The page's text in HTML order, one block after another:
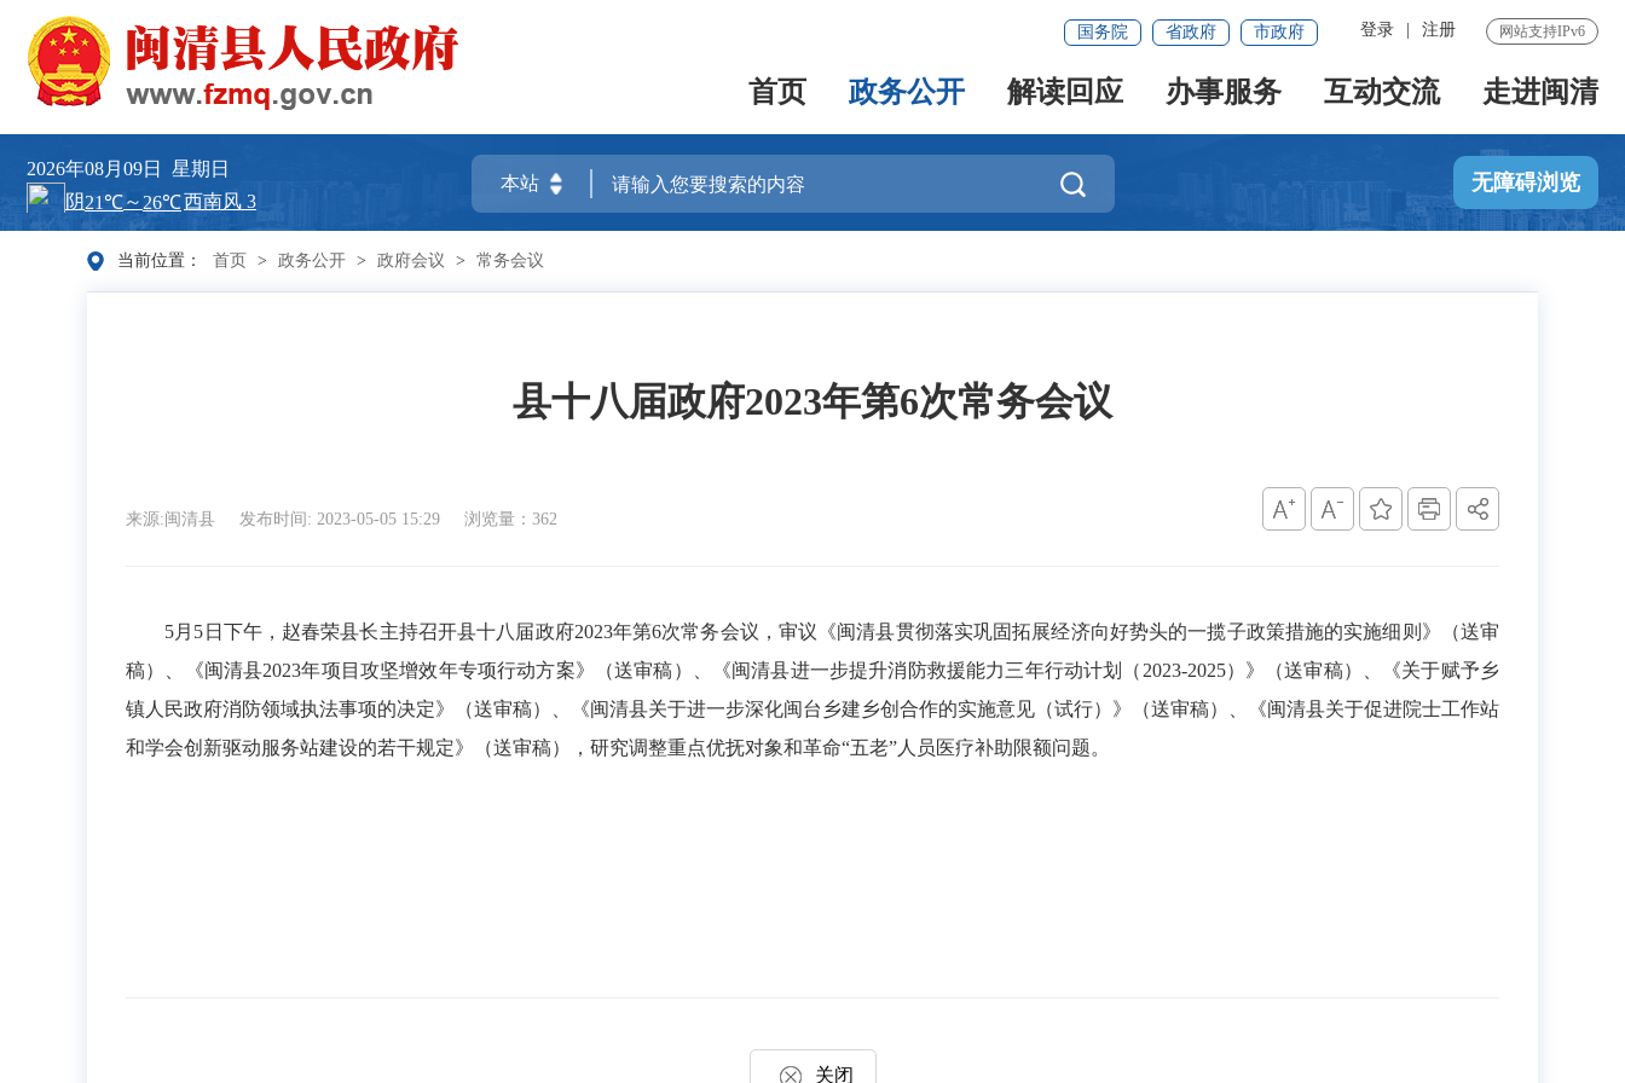
网站支持IPv6
登录 注册
国务院 省政府 市政府
首页 政务公开 解读回应 办事服务 互动交流 走进闽清
2026年08月09日 星期日
 无障碍浏览
当前位置： 首页 > 政务公开 > 政府会议 > 常务会议
县十八届政府2023年第6次常务会议
来源:闽清县 发布时间: 2023-05-05 15:29 浏览量：362
5月5日下午，赵春荣县长主持召开县十八届政府2023年第6次常务会议，审议《闽清县贯彻落实巩固拓展经济向好势头的一揽子政策措施的实施细则》（送审
稿）、《闽清县2023年项目攻坚增效年专项行动方案》（送审稿）、《闽清县进一步提升消防救援能力三年行动计划（2023-2025）》（送审稿）、《关于赋予乡
镇人民政府消防领域执法事项的决定》（送审稿）、《闽清县关于进一步深化闽台乡建乡创合作的实施意见（试行）》（送审稿）、《闽清县关于促进院士工作站
和学会创新驱动服务站建设的若干规定》（送审稿），研究调整重点优抚对象和革命“五老”人员医疗补助限额问题。
关闭